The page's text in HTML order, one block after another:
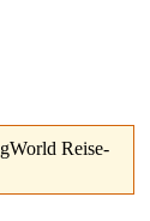
Reise-